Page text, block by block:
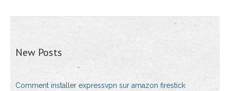
New Posts
Comment installer expressvpn sur amazon firestick